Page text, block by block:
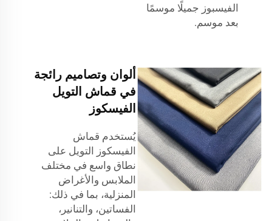
الفيسبوز جميلًا موسمًا
بعد موسم.
ألوان وتصاميم رائجة
في قماش التويل
الفيسكوز
يُستخدم قماش
الفيسكوز التويل على
نطاق واسع في مختلف
الملابس والأغراض
المنزلية، بما في ذلك:
الفساتين، والتنانير،